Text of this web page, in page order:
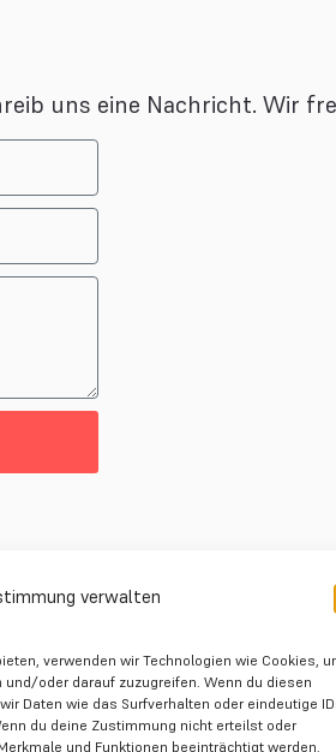
verwalten
verwenden wir Technologien wie Cookies,
oder darauf zuzugreifen. Wenn du diesen
Daten wie das Surfverhalten oder eindeutige
du deine Zustimmung nicht erteilst oder
und Funktionen beeinträchtigt werden.
uns eine Nachricht. Wir
jetzt